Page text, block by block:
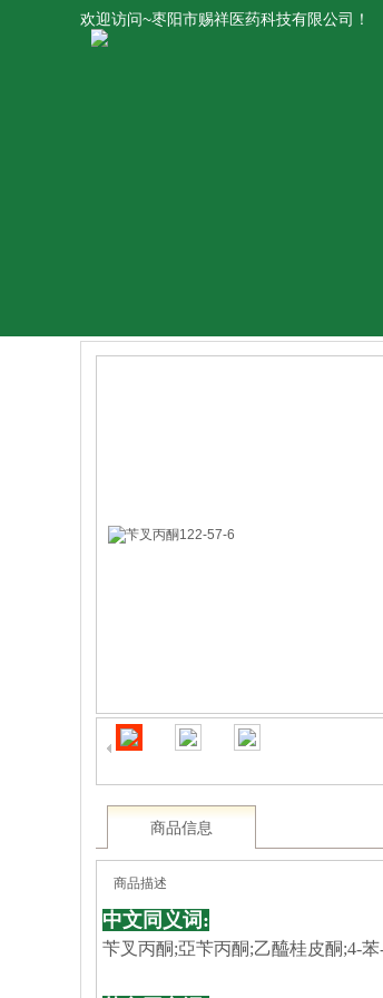
商品信息
商品描述
中文同义词:
苄叉丙酮;亞苄丙酮;乙醯桂皮酮;4-
欢迎访问~枣阳市赐祥医药科技有限公司！